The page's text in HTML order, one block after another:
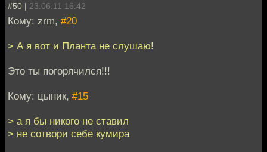
#50 | 23.06.11 16:42
Кому: zrm, #20
> А я вот и Планта не слушаю!
Это ты погорячился!!!
Кому: цыник, #15
> а я бы никого не ставил
> не сотвори себе кумира